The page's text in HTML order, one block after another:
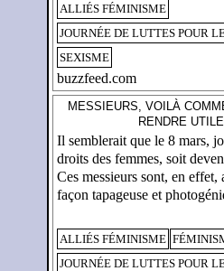
ALLIÉS FÉMINISME
JOURNÉE DE LUTTES POUR
SEXISME
buzzfeed.com
MESSIEURS, VOILÀ
RENDRE
Il semblerait que le 8 mars,
droits des femmes, soit
Ces messieurs sont, en effet,
façon tapageuse et
ALLIÉS FÉMINISME
JOURNÉE DE LUTTES POUR